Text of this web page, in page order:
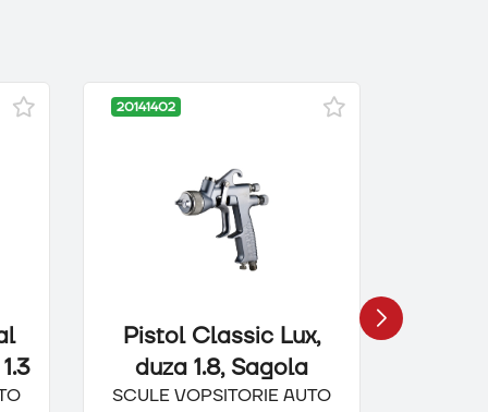
Pistol Classic Lux,
duza 1.8, Sagola
SCULE VOPSITORIE AUTO
20141402